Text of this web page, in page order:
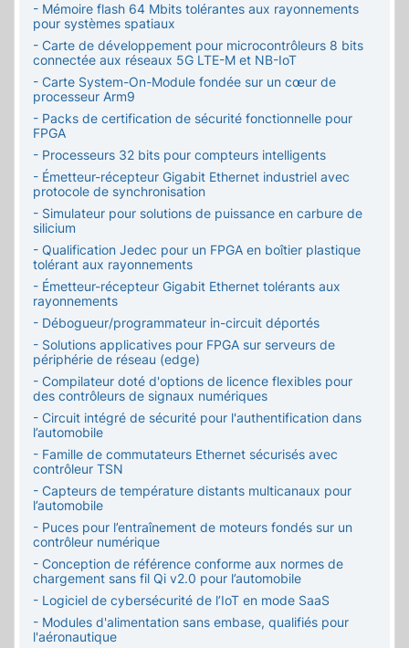
- Mémoire flash 64 Mbits tolérantes aux rayonnements
pour systèmes spatiaux
- Carte de développement pour microcontrôleurs 8 bits
connectée aux réseaux 5G LTE-M et NB-IoT
- Carte System-On-Module fondée sur un cœur de
processeur Arm9
- Packs de certification de sécurité fonctionnelle pour
FPGA
- Processeurs 32 bits pour compteurs intelligents
- Émetteur-récepteur Gigabit Ethernet industriel avec
protocole de synchronisation
- Simulateur pour solutions de puissance en carbure de
silicium
- Qualification Jedec pour un FPGA en boîtier plastique
tolérant aux rayonnements
- Émetteur-récepteur Gigabit Ethernet tolérants aux
rayonnements
- Débogueur/programmateur in-circuit déportés
- Solutions applicatives pour FPGA sur serveurs de
périphérie de réseau (edge)
- Compilateur doté d'options de licence flexibles pour
des contrôleurs de signaux numériques
- Circuit intégré de sécurité pour l'authentification dans
l’automobile
- Famille de commutateurs Ethernet sécurisés avec
contrôleur TSN
- Capteurs de température distants multicanaux pour
l’automobile
- Puces pour l’entraînement de moteurs fondés sur un
contrôleur numérique
- Conception de référence conforme aux normes de
chargement sans fil Qi v2.0 pour l’automobile
- Logiciel de cybersécurité de l’IoT en mode SaaS
- Modules d'alimentation sans embase, qualifiés pour
l'aéronautique